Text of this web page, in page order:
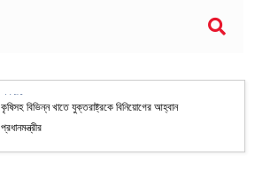
কৃষিসহ বিভিন্ন খাতে যুক্তরাষ্ট্রকে বিনিয়োগের আহ্বান
প্রধানমন্ত্রীর